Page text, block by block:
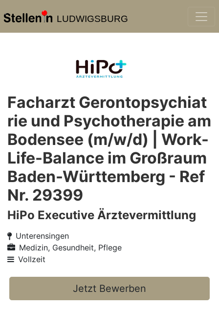
LUDWIGSBURG
Facharzt Gerontopsychiat
rie und Psychotherapie am
Bodensee (m/w/d) | Work-
Life-Balance im Großraum
Baden-Württemberg - Ref
Nr. 29399
HiPo Executive Ärztevermittlung
Unterensingen
Medizin, Gesundheit, Pflege
Vollzeit
Jetzt Bewerben